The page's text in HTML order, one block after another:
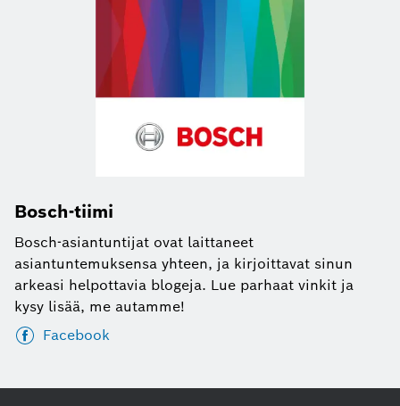
Bosch-tiimi
Bosch-asiantuntijat ovat laittaneet
asiantuntemuksensa yhteen, ja kirjoittavat sinun
arkeasi helpottavia blogeja. Lue parhaat vinkit ja
kysy lisää, me autamme!
Facebook